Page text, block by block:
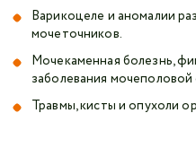
Варикоцеле и аномалии
мочеточников.
Мочекаменная болезнь,
заболевания мочеполовой
Травмы, кисты и опухоли